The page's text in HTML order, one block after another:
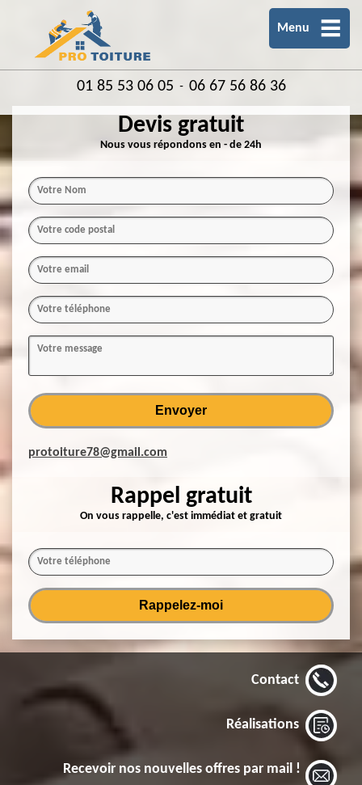
Menu
01 85 53 06 05 - 06 67 56 86 36
Devis gratuit
Nous vous répondons en - de 24h
protoiture78@gmail.com
Rappel gratuit
On vous rappelle, c'est immédiat et gratuit
Contact
Réalisations
Recevoir nos nouvelles offres par mail !